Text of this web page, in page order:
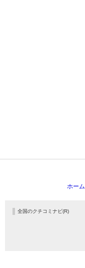
ホーム
全国のクチコミナビ(R)